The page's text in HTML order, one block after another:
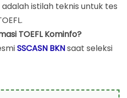
adalah istilah teknis untuk tes
TOEFL Kominfo?
SSCASN BKNsaat seleksi